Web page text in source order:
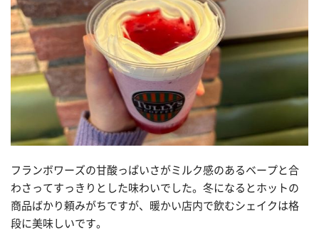
フランボワーズの甘酸っぱいさがミルク感のあるベープと合
わさってすっきりとした味わいでした。冬になるとホットの
商品ばかり頼みがちですが、暖かい店内で飲むシェイクは格
段に美味しいです。